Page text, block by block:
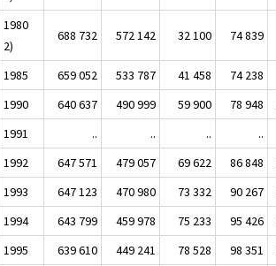
1980
2)
688 732 572 142 32 100 74 839
1985 659 052 533 787 41 458 74 238
1990
640 637 490 999 59 900 78 948
1991
.. .. .. ..
1992
647 571 479 057 69 622 86 848
1993
647 123 470 980 73 332 90 267
1994
643 799 459 978 75 233 95 426
1995
639 610 449 241 78 528 98 351